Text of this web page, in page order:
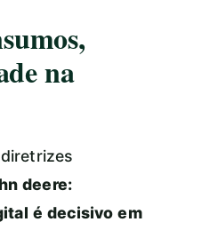
na
deere:
é decisivo em